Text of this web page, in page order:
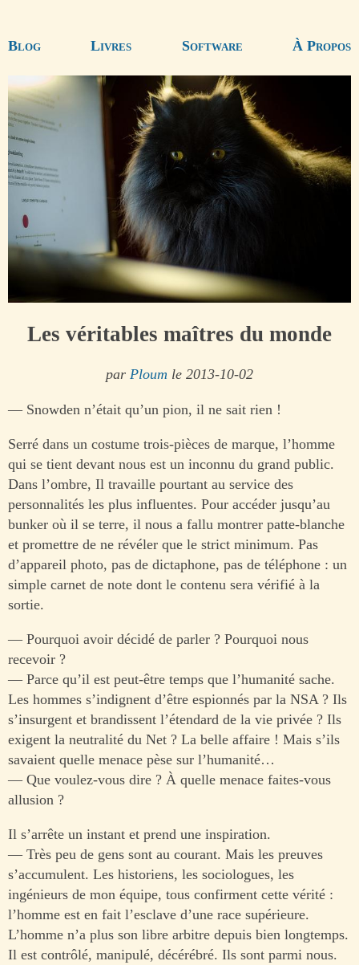
Blog Livres Software À Propos
Les véritables maîtres du monde
par Ploum le 2013-10-02
— Snowden n’était qu’un pion, il ne sait rien !
Serré dans un costume trois-pièces de marque, l’homme
qui se tient devant nous est un inconnu du grand public.
Dans l’ombre, Il travaille pourtant au service des
personnalités les plus influentes. Pour accéder jusqu’au
bunker où il se terre, il nous a fallu montrer patte-blanche
et promettre de ne révéler que le strict minimum. Pas
d’appareil photo, pas de dictaphone, pas de téléphone : un
simple carnet de note dont le contenu sera vérifié à la
sortie.
— Pourquoi avoir décidé de parler ? Pourquoi nous
recevoir ?
— Parce qu’il est peut-être temps que l’humanité sache.
Les hommes s’indignent d’être espionnés par la NSA ? Ils
s’insurgent et brandissent l’étendard de la vie privée ? Ils
exigent la neutralité du Net ? La belle affaire ! Mais s’ils
savaient quelle menace pèse sur l’humanité…
— Que voulez-vous dire ? À quelle menace faites-vous
allusion ?
Il s’arrête un instant et prend une inspiration.
— Très peu de gens sont au courant. Mais les preuves
s’accumulent. Les historiens, les sociologues, les
ingénieurs de mon équipe, tous confirment cette vérité :
l’homme est en fait l’esclave d’une race supérieure.
L’homme n’a plus son libre arbitre depuis bien longtemps.
Il est contrôlé, manipulé, décérébré. Ils sont parmi nous.